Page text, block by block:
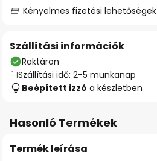
Kényelmes fizetési lehetőségek
Szállítási információk
Raktáron
Szállítási idő: 2-5 munkanap
Beépített izzó a készletben
Hasonló Termékek
Termék leírása